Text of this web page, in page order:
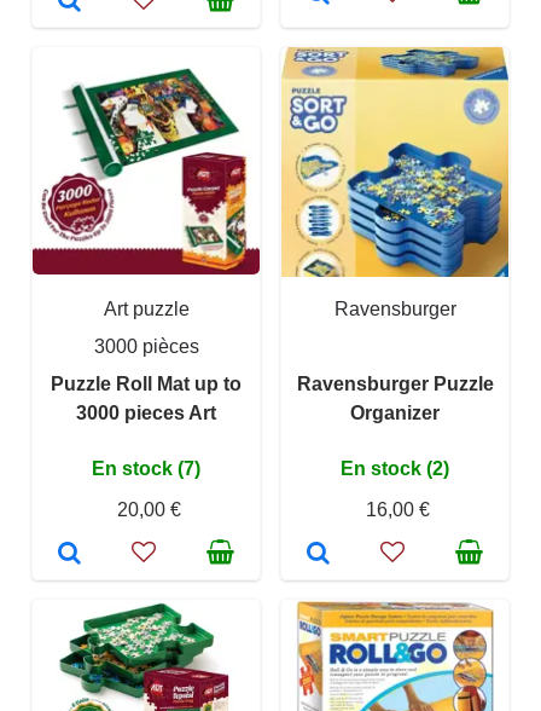
Art puzzle
3000 pièces
Puzzle Roll Mat up to
3000 pieces Art
En stock (7)
20,00 €
Ravensburger
Ravensburger Puzzle
Organizer
En stock (2)
16,00 €